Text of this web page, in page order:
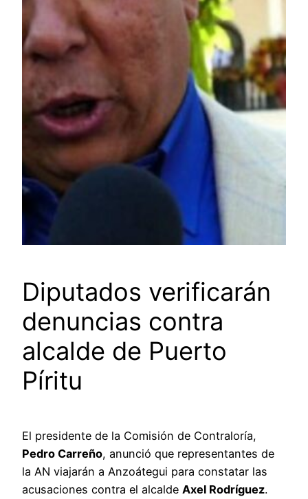
Diputados verificarán
denuncias contra
alcalde de Puerto
Píritu
El presidente de la Comisión de Contraloría,
Pedro Carreño, anunció que representantes de
la AN viajarán a Anzoátegui para constatar las
acusaciones contra el alcalde Axel Rodríguez.